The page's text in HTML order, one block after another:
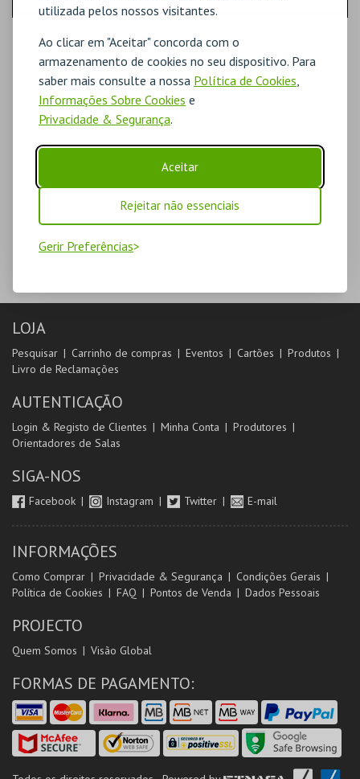
utilizada pelos nossos visitantes.
Ao clicar em "Aceitar" concorda com o
armazenamento de cookies no seu dispositivo. Para
saber mais consulte a nossa Política de Cookies,
Informações Sobre Cookies e
Privacidade & Segurança.
Aceitar
Rejeitar não essenciais
Gerir Preferências
LOJA
Pesquisar Carrinho de compras Eventos Cartões
Produtos
Livro de Reclamações
AUTENTICAÇÃO
Login & Registo de Clientes Minha Conta
Produtores
Orientadores de Salas
SIGA-NOS
Facebook Instagram Twitter E-mail
INFORMAÇÕES
Como Comprar Privacidade & Segurança
Condições Gerais
Política de Cookies
FAQ Pontos de Venda Dados Pessoais
PROJECTO
Quem Somos Visão Global
FORMAS DE PAGAMENTO: